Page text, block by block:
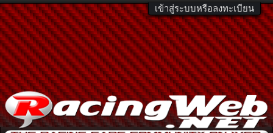
เข้าสู่ระบบหรือลงทะเบียน